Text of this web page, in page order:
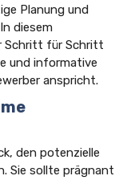
Planung und
diesem
Schritt für Schritt
und informative
anspricht.
den potenzielle
Sie sollte prägnant